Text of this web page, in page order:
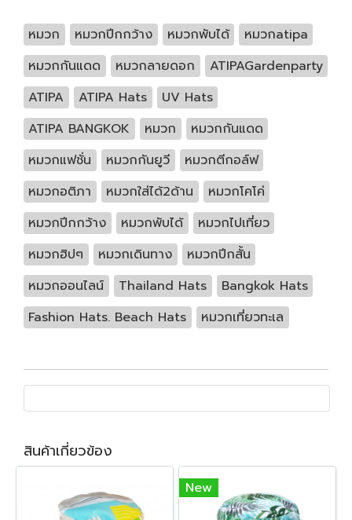
หมวก หมวกปีกกว้าง หมวกพับได้
หมวกatipa
หมวกกันแดด
หมวกลายดอก
ATIPAGardenparty
ATIPA
ATIPA Hats
UV Hats
ATIPA BANGKOK
หมวก
หมวกกันแดด
หมวกแฟชั่น
หมวกกันยูวี
หมวกตีกอล์ฟ
หมวกอติภา
หมวกใส่ได้2ด้าน
หมวกโคโค่
หมวกปีกกว้าง
หมวกพับได้
หมวกไปเที่ยว
หมวกฮิปๆ
หมวกเดินทาง
หมวกปีกสั้น
หมวกออนไลน์
Thailand Hats
Bangkok Hats
Fashion Hats. Beach Hats
หมวกเที่ยวทะเล
สินค้าเกี่ยวข้อง
New